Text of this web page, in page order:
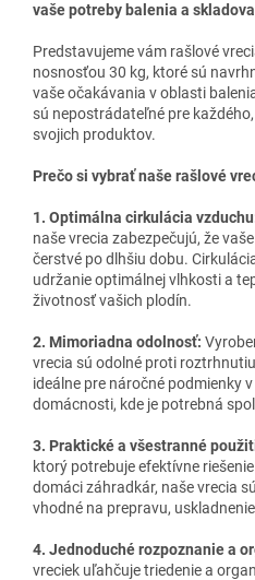
vaše potreby balenia a
Predstavujeme vám rašlové
nosnosťou 30 kg, ktoré sú
vaše očakávania v oblasti
sú nepostrádateľné pre
svojich produktov.
Prečo si vybrať naše rašlové
1. Optimálna cirkulácia
naše vrecia zabezpečujú, že
čerstvé po dlhšiu dobu.
udržanie optimálnej vlhkosti a
životnosť vašich plodín.
2. Mimoriadna odolnosť:
vrecia sú odolné proti
ideálne pre náročné podmienky
domácnosti, kde je potrebná
3. Praktické a všestranné
ktorý potrebuje efektívne
domáci záhradkár, naše vrecia
vhodné na prepravu,
4. Jednoduché rozpoznanie a
vreciek uľahčuje triedenie a